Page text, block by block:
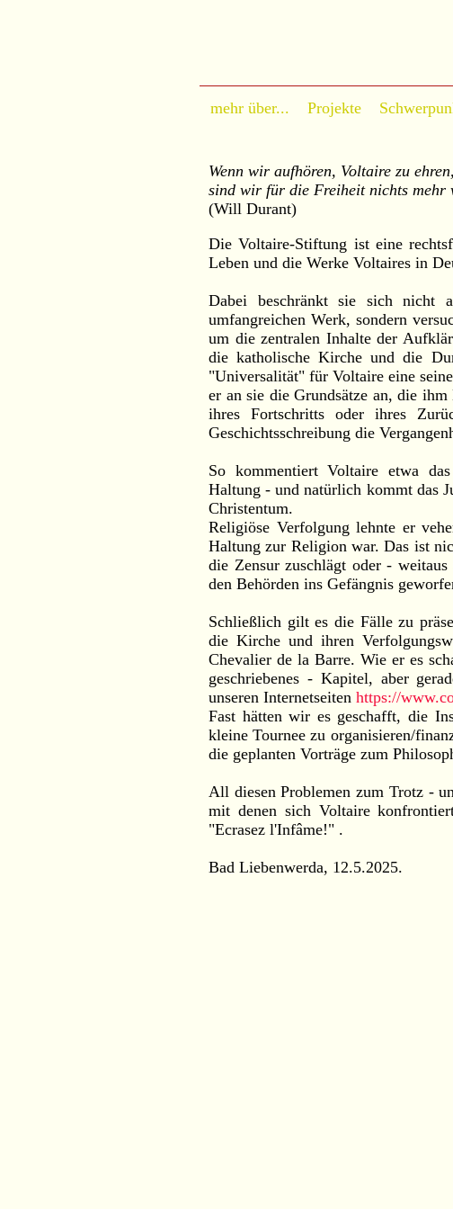
mehr über... Projekte
Wenn wir aufhören, Voltaire zu ehren,
sind wir für die Freiheit nichts mehr
(Will Durant)
Die Voltaire-Stiftung ist eine
Leben und die Werke Voltaires in
Dabei beschränkt sie sich nicht
umfangreichen Werk, sondern
um die zentralen Inhalte der
die katholische Kirche und die
"Universalität" für Voltaire eine
er an sie die Grundsätze an, die
ihres Fortschritts oder ihres
Geschichtsschreibung die
So kommentiert Voltaire etwa
Haltung - und natürlich kommt das
Christentum.
Religiöse Verfolgung lehnte er
Haltung zur Religion war. Das ist
die Zensur zuschlägt oder -
den Behörden ins Gefängnis
Schließlich gilt es die Fälle zu
die Kirche und ihren
Chevalier de la Barre. Wie er es
geschriebenes - Kapitel, aber
unseren Internetseiten https://
Fast hätten wir es geschafft, die
kleine Tournee zu organisieren/
die geplanten Vorträge zum
All diesen Problemen zum Trotz -
mit denen sich Voltaire
"Ecrasez l'Infâme!" .
Bad Liebenwerda, 12.5.2025.